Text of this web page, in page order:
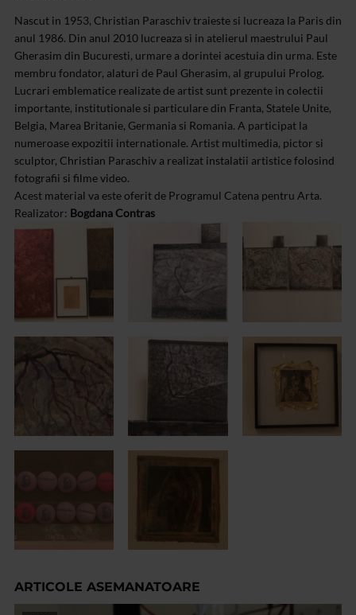
Nascut in 1953, Christian Paraschiv traieste si lucreaza la Paris din
anul 1986. Din anul 2010 lucreaza si in atelierul maestrului Paul
Gherasim din Bucuresti, urmare a dorintei acestuia din urma. Este
membru fondator, alaturi de Paul Gherasim, al grupului Prolog.
Lucrari emblematice realizate de artist sunt prezente in colectii
importante, institutionale si particulare din Franta, Statele Unite,
Belgia, Marea Britanie, Germania si Romania. A participat la
numeroase expozitii internationale. Artist multimedia, pictor si
sculptor, Christian Paraschiv a realizat instalatii artistice folosind
fotografii si filme video.
Acest material va este oferit de Programul Catena pentru Arta.
Realizator: Bogdana Contras
ARTICOLE ASEMANATOARE